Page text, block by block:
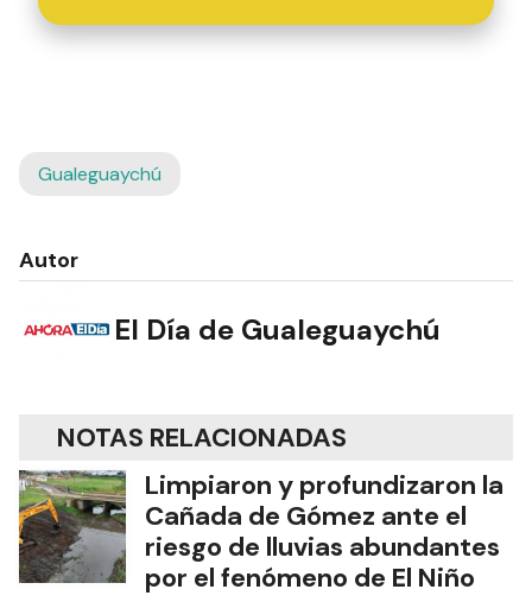
Gualeguaychú
Autor
El Día de Gualeguaychú
NOTAS RELACIONADAS
Limpiaron y profundizaron la
Cañada de Gómez ante el
riesgo de lluvias abundantes
por el fenómeno de El Niño